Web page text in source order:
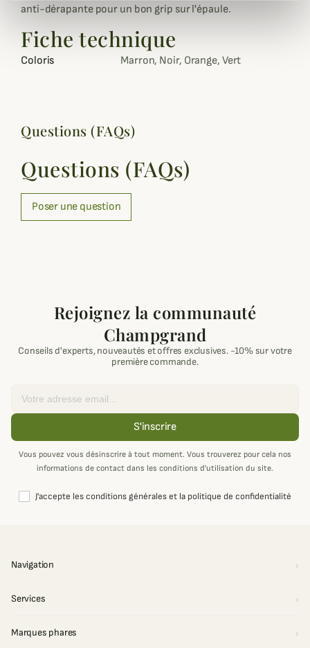
anti-dérapante pour un bon grip sur l'épaule.
Fiche technique
Coloris Marron, Noir, Orange, Vert
Questions (FAQs)
Questions (FAQs)
Poser une question
Rejoignez la communauté
Champgrand
Conseils d'experts, nouveautés et offres exclusives. -10% sur votre
première commande.
S'inscrire
Vous pouvez vous désinscrire à tout moment. Vous trouverez pour cela nos
informations de contact dans les conditions d'utilisation du site.
J'accepte les conditions générales et la politique de confidentialité
Navigation
Services
Marques phares